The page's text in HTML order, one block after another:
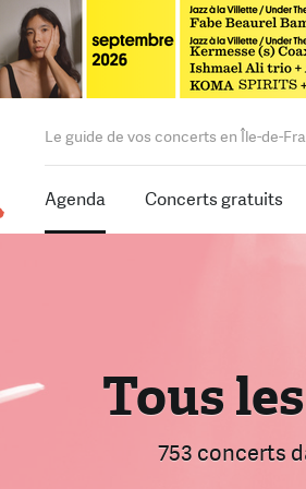
Le guide de vos concerts en Île-de-
Agenda Concerts gratuits
Tous
753 concerts
Parmi 2462